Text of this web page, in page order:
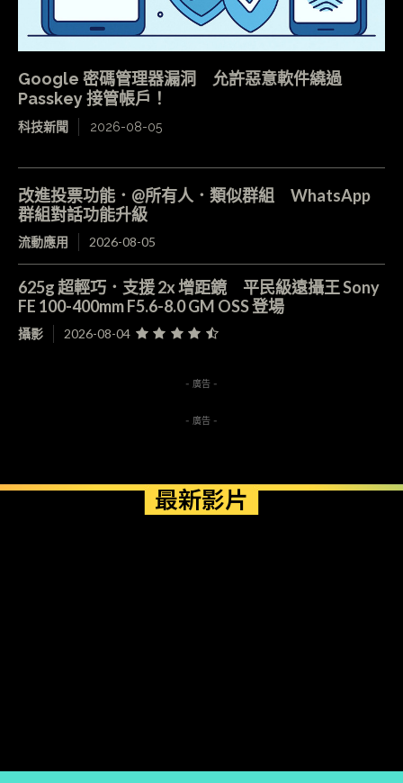
Google 密碼管理器漏洞 允許惡意軟件繞過
Passkey 接管帳戶！
科技新聞 2026-08-05
改進投票功能．@所有人．類似群組 WhatsApp
群組對話功能升級
流動應用 2026-08-05
625g 超輕巧．支援 2x 增距鏡 平民級遠攝王 Sony
FE 100-400mm F5.6-8.0 GM OSS 登場
攝影 2026-08-04
- 廣告 -
- 廣告 -
最新影片